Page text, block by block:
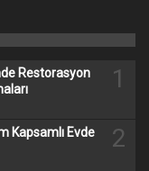
Restorasyon
1
Kapsamlı Evde
2